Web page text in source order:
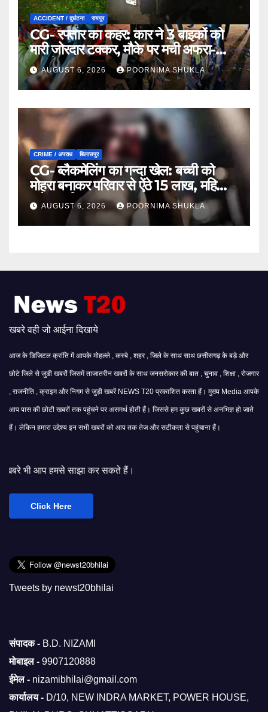
ACCIDENT / दुर्घटना रायपुर
CG- रफ्तार का कहर: कार ने 3 बाइकों को
मारी जोरदार टक्कर, मौके पर मची अफरा-
तफरी…
AUGUST 6, 2026 POORNIMA SHUKLA
CRIME / अपराध बिलासपुर
CG- ब्लैकमेलिंग का गन्दा खेल: बच्ची को
मोहरा बनाकर परिवार से ऐंठे 15 लाख, महिला
समेत 9 गिरफ्तार…
AUGUST 6, 2026 POORNIMA SHUKLA
खबरे वही जो आईना दिखाये
आज के डिजिटल क्रांति में आपके मोहल्ले , कस्बे , शहर , जिले के साथ साथ छत्तीसगढ़ के बड़े और
छोटे जिले से जुडी खबरों जिसमें ताजातरीन खबरों के साथ जनसरोकार की बात , चुनाव , शिक्षा , रोजगार
, राजनीति , क्राइम और निगम से जुड़ी खबरें NEWS T20 प्रकाशित करता हैं। मुख्य Media आपके
आप पास की छोटी खबरों तक पहुंचने पर असमर्थ होती हैं। जिससे हम कुछ खबरों से अनभिज्ञ हो जाते
हैं। लेकिन हमारा उद्देश्य इन सभी खबरों को आप तक तेज और सटीकता से पहुंचाना हैं।
कर सकते हैं।
Click Here
Tweets by newst20bhilai
संपादक - B.D. NIZAMI
मोबाइल - 9907120888
ईमेल - nizamibhilai@gmail.com
कार्यालय - D/10, NEW INDRA MARKET, POWER HOUSE,